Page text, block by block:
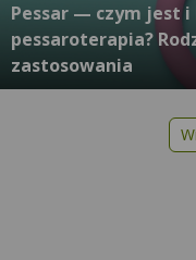
Pessar — czym jest
pessaroterapia?
zastosowania